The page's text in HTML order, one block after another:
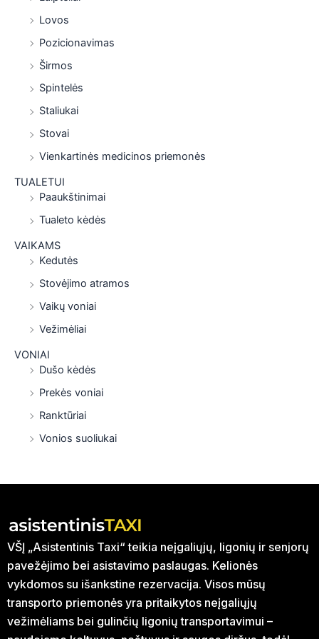
Lovos
Pozicionavimas
Širmos
Spintelės
Staliukai
Stovai
Vienkartinės medicinos priemonės
TUALETUI
Paaukštinimai
Tualeto kėdės
VAIKAMS
Kedutės
Stovėjimo atramos
Vaikų voniai
Vežimėliai
VONIAI
Dušo kėdės
Prekės voniai
Ranktūriai
Vonios suoliukai
VŠĮ „Asistentinis Taxi“ teikia neįgaliųjų, ligonių ir senjorų
pavežėjimo bei asistavimo paslaugas. Kelionės
vykdomos su išankstine rezervacija. Visos mūsų
transporto priemonės yra pritaikytos neįgaliųjų
vežimėliams bei gulinčių ligonių transportavimui –